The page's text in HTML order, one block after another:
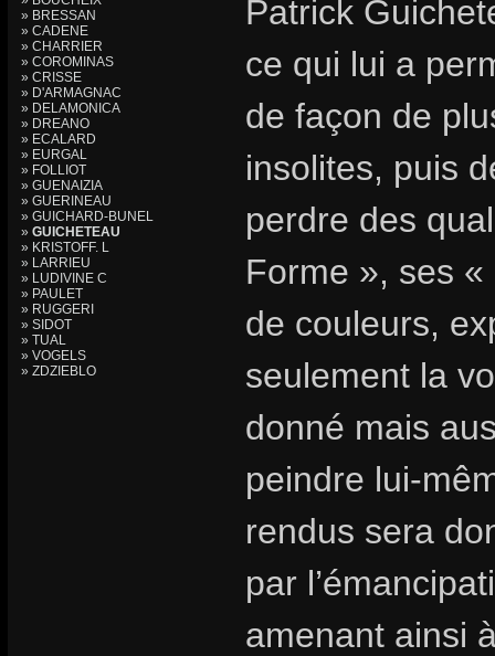
» BRESSAN
» CADENE
» CHARRIER
» COROMINAS
» CRISSE
» D'ARMAGNAC
» DELAMONICA
» DREANO
» ECALARD
» EURGAL
» FOLLIOT
» GUENAIZIA
» GUERINEAU
» GUICHARD-BUNEL
» GUICHETEAU
» KRISTOFF. L
» LARRIEU
» LUDIVINE C
» PAULET
» RUGGERI
» SIDOT
» TUAL
» VOGELS
» ZDZIEBLO
Patrick
ce qui lui a
de façon de
insolites, puis
perdre des
Forme », ses «
de couleurs,
seulement la
donné mais
peindre lui-
rendus sera
par
amenant ainsi